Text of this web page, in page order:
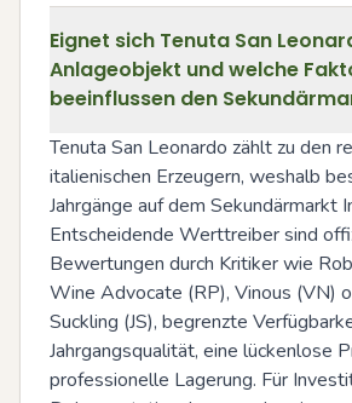
Eignet sich Tenuta San
Anlageobjekt und welche
beeinflussen den
Tenuta San Leonardo zählt zu den
italienischen Erzeugern, weshalb
Jahrgänge auf dem Sekundärmarkt
Entscheidende Werttreiber sind
Bewertungen durch Kritiker wie
Wine Advocate (RP), Vinous (VN)
Suckling (JS), begrenzte
Jahrgangsqualität, eine lückenlose
professionelle Lagerung. Für